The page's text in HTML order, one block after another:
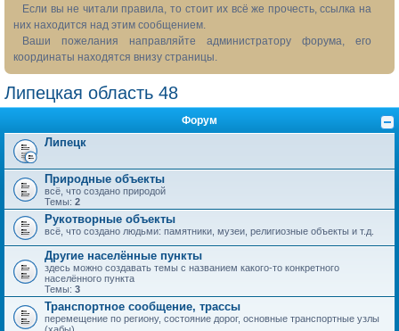
Если вы не читали правила, то стоит их всё же прочесть, ссылка на
них находится над этим сообщением.
Ваши пожелания направляйте администратору форума, его
координаты находятся внизу страницы.
Липецкая область 48
Форум
Липецк
Природные объекты
всё, что создано природой
Темы: 2
Рукотворные объекты
всё, что создано людьми: памятники, музеи, религиозные объекты и т.д.
Другие населённые пункты
здесь можно создавать темы с названием какого-то конкретного
населённого пункта
Темы: 3
Транспортное сообщение, трассы
перемещение по региону, состояние дорог, основные транспортные узлы